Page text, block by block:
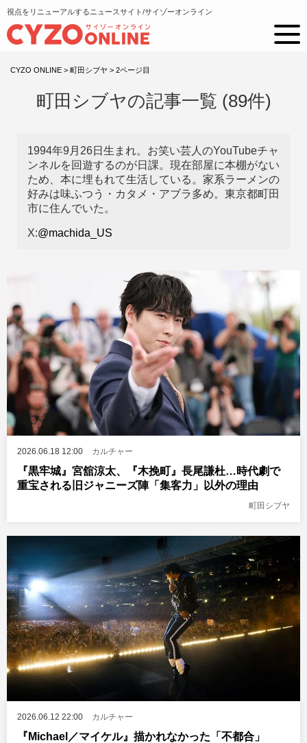
視点をリニューアルするニュースサイト/サイゾーオンライン
CYZO ONLINE > 町田シブヤ > 2ページ目
町田シブヤの記事一覧 (89件)
1994年9月26日生まれ。お笑い芸人のYouTubeチャ
ンネルを回遊するのが日課。現在部屋に本棚がない
ため、本に埋もれて生活している。家系ラーメンの
好みは味ふつう・カタメ・アブラ多め。東京都町田
市に住んでいた。
X:@machida_US
2026.06.18 12:00 カルチャー
『黒牢城』宮舘涼太、『木挽町』長尾謙杜…時代劇で
重宝される旧ジャニーズ陣「集客力」以外の理由
町田シブヤ
2026.06.12 22:00 カルチャー
『Michael／マイケル』描かれなかった「不都合」